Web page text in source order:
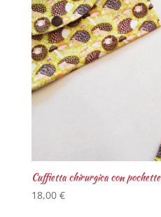
Cuffietta chirurgica con pochette
18,00 €